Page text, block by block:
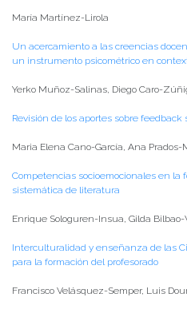
María Martínez-Lirola
Un acercamiento a las creencias
un instrumento psicométrico en
Yerko Muñoz-Salinas, Diego Caro-
Revisión de los aportes sobre
Maria Elena Cano-García, Ana Prados-
Competencias socioemocionales en la
sistemática de literatura
Enrique Sologuren-Insua, Gilda
Interculturalidad y enseñanza de las
para la formación del profesorado
Francisco Velásquez-Semper, Luis